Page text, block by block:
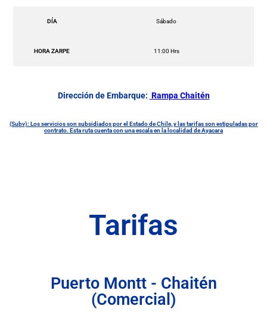
DÍA Sábado
HORA ZARPE 11:00 Hrs
Dirección de Embarque: Rampa Chaitén
(Subv): Los servicios son subsidiados por el Estado de Chile, y las tarifas son estipuladas por
contrato. Esta ruta cuenta con una escala en la localidad de Ayacara
Tarifas
Puerto Montt - Chaitén
(Comercial)